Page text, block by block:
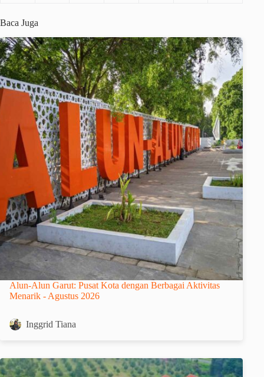
Baca Juga
Alun-Alun Garut: Pusat Kota dengan Berbagai Aktivitas
Menarik - Agustus 2026
Inggrid Tiana